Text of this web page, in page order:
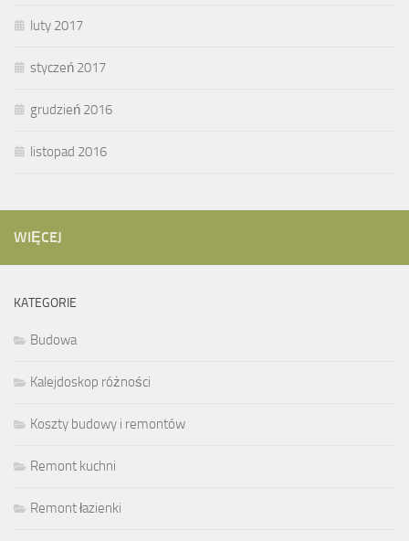
luty 2017
styczeń 2017
grudzień 2016
listopad 2016
WIĘCEJ
KATEGORIE
Budowa
Kalejdoskop różności
Koszty budowy i remontów
Remont kuchni
Remont łazienki